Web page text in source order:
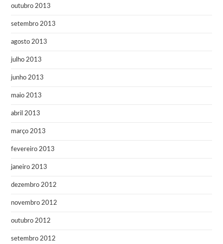
outubro 2013
setembro 2013
agosto 2013
julho 2013
junho 2013
maio 2013
abril 2013
março 2013
fevereiro 2013
janeiro 2013
dezembro 2012
novembro 2012
outubro 2012
setembro 2012